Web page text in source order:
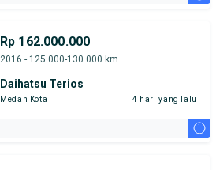
Rp 162.000.000
2016 - 125.000-130.000 km
Daihatsu Terios
Medan Kota 4 hari yang lalu
i